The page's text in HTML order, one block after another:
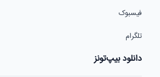
فیسبوک
تلگرام
دانلود بیپ‌تونز